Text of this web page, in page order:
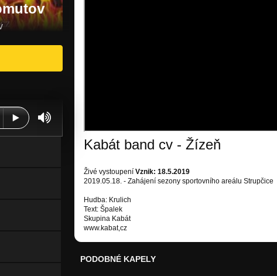
Kabát band cv - Žízeň
Živé vystoupení Vznik: 18.5.2019
2019.05.18. - Zahájení sezony sportovního areálu Strupčice
Hudba: Krulich
Text: Špalek
Skupina Kabát
www.kabat,cz
PODOBNÉ KAPELY